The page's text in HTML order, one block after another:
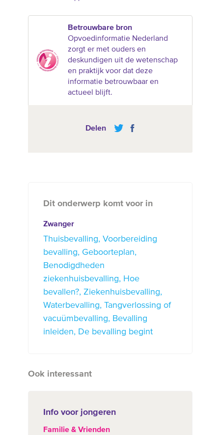
Betrouwbare bron
Opvoedinformatie Nederland
zorgt er met ouders en
deskundigen uit de wetenschap
en praktijk voor dat deze
informatie betrouwbaar en
actueel blijft.
Delen
Dit onderwerp komt voor in
Zwanger
Thuisbevalling Voorbereiding
bevalling
Geboorteplan
Benodigdheden
ziekenhuisbevalling
Hoe
bevallen? Ziekenhuisbevalling
Waterbevalling Tangverlossing of
vacuümbevalling
Bevalling
inleiden
De bevalling begint
Ook interessant
Info voor jongeren
Familie & Vrienden